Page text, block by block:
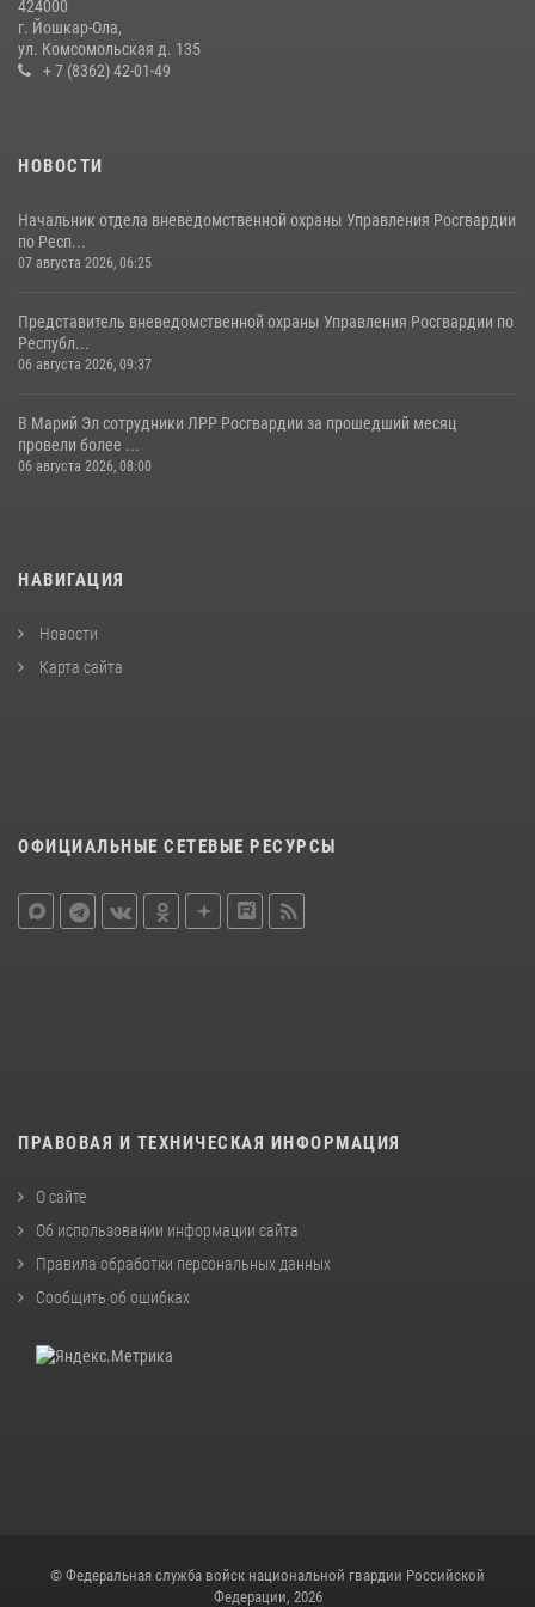
08 июля 2026, 13:48
Управление Росгвардии по Республике Марий Эл приняло участие в
424000
г. Йошкар-Ола,
ул. Комсомольская д. 135
+ 7 (8362) 42-01-49
НОВОСТИ
Начальник отдела вневедомственной охраны Управления Росгвардии
по Респ...
07 августа 2026, 06:25
Представитель вневедомственной охраны Управления Росгвардии по
Республ...
06 августа 2026, 09:37
В Марий Эл сотрудники ЛРР Росгвардии за прошедший месяц
провели более ...
06 августа 2026, 08:00
НАВИГАЦИЯ
Новости
Карта сайта
ОФИЦИАЛЬНЫЕ СЕТЕВЫЕ РЕСУРСЫ
ПРАВОВАЯ И ТЕХНИЧЕСКАЯ ИНФОРМАЦИЯ
О сайте
Об использовании информации сайта
Правила обработки персональных данных
Сообщить об ошибках
© Федеральная служба войск национальной гвардии Российской
Федерации, 2026